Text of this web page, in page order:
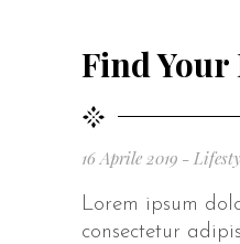
Find Your
16 Aprile 2019
Lorem ipsum
consectetur